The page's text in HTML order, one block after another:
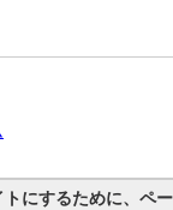
にするために、ペ